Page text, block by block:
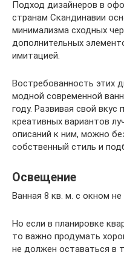
Подход дизайнеров в
странам Скандинавии
минимализма сходных
дополнительных
имитацией.
Востребованность этих
модной современной
году. Развивая свой
креативных вариантов
описаний к ним, можно
собственный стиль и
Освещение
Ванная 8 кв. м. с окном
Но если в планировке
то важно продумать
не должен оставаться в